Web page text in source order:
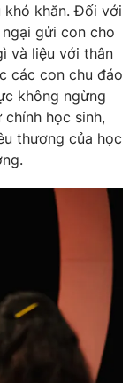
khó khăn. Đối với
gửi con cho
và liệu với thân
các con chu đáo
không ngừng
học sinh,
thương của học